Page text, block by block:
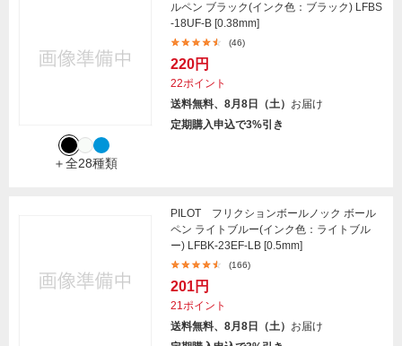
＋全28種類
ルペン ブラック(インク色：ブラック) LFBS
-18UF-B [0.38mm]
(46)
220円
22ポイント
送料無料、8月8日（土） お届け
定期購入申込で3%引き
PILOT フリクションボールノック ボール
ペン ライトブルー(インク色：ライトブル
ー) LFBK-23EF-LB [0.5mm]
(166)
201円
21ポイント
送料無料、8月8日（土） お届け